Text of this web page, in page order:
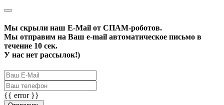
Мы скрыли наш E-Mail от СПАМ-роботов.
Мы отправим на Ваш e-mail автоматическое письмо в
течение 10 сек.
У нас нет рассылок!)
{{ error }}